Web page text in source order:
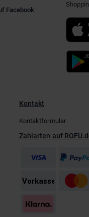
Facebook
Kontakt
Kontaktformular
Zahlarten auf